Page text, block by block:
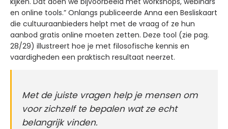
en online tools.” Onlangs publiceerde Anna een Besliskaart
die cultuuraanbieders helpt met de vraag of ze hun
aanbod gratis online moeten zetten. Deze tool (zie pag.
28/29) illustreert hoe je met filosofische kennis en
vaardigheden een praktisch resultaat neerzet.
Met de juiste vragen help je mensen om
voor zichzelf te bepalen wat ze echt
belangrijk vinden.